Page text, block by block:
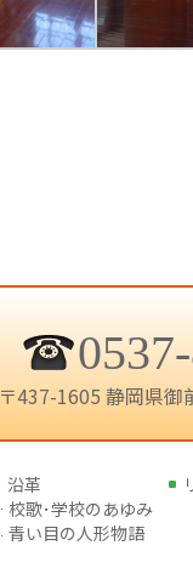
〒437-1605 静岡県御
沿革
校歌･学校のあゆみ
青い目の人形物語